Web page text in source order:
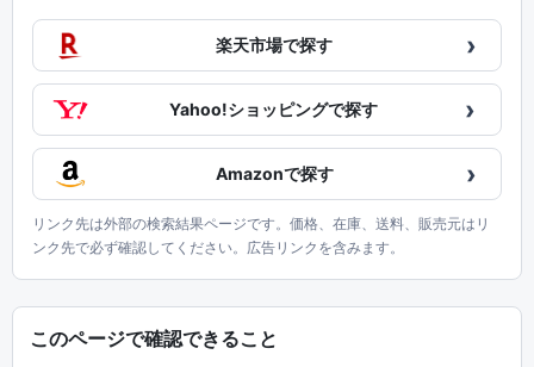
楽天市場で探す ›
Yahoo!ショッピングで探す ›
Amazonで探す ›
リンク先は外部の検索結果ページです。価格、在庫、送料、販売元はリ
ンク先で必ず確認してください。広告リンクを含みます。
このページで確認できること